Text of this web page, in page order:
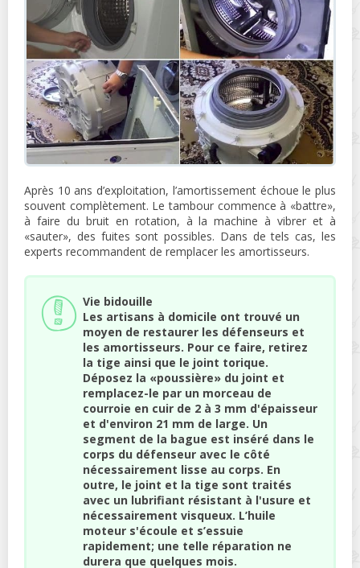
Après 10 ans d’exploitation, l’amortissement échoue le plus
souvent complètement. Le tambour commence à «battre»,
à faire du bruit en rotation, à la machine à vibrer et à
«sauter», des fuites sont possibles. Dans de tels cas, les
experts recommandent de remplacer les amortisseurs.
Vie bidouille
Les artisans à domicile ont trouvé un
moyen de restaurer les défenseurs et
les amortisseurs. Pour ce faire, retirez
la tige ainsi que le joint torique.
Déposez la «poussière» du joint et
remplacez-le par un morceau de
courroie en cuir de 2 à 3 mm d'épaisseur
et d'environ 21 mm de large. Un
segment de la bague est inséré dans le
corps du défenseur avec le côté
nécessairement lisse au corps. En
outre, le joint et la tige sont traités
avec un lubrifiant résistant à l'usure et
nécessairement visqueux. L’huile
moteur s'écoule et s’essuie
rapidement; une telle réparation ne
durera que quelques mois.